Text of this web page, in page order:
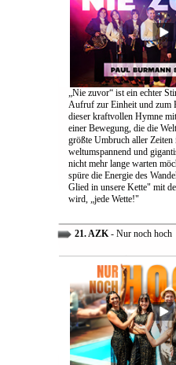
„Nie zuvor“ ist ein echter
Aufruf zur Einheit und zum
dieser kraftvollen Hymne
einer Bewegung, die die
größte Umbruch aller Zeiten
weltumspannend und
nicht mehr lange warten
spüre die Energie des
Glied in unsere Kette" mit
wird, „jede Wette!"
21. AZK- Nur noch hoch